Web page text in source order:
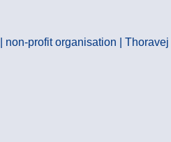
profit organisation | Thoravej